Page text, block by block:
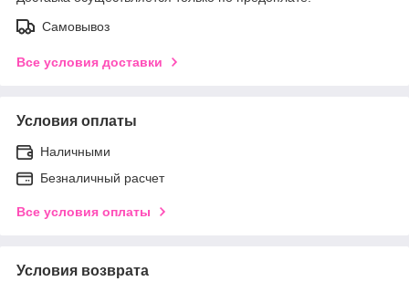
Самовывоз
Все условия доставки
Условия оплаты
Наличными
Безналичный расчет
Все условия оплаты
Условия возврата